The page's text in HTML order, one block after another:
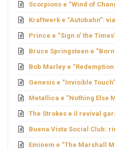
Scorpions e “Wind of
Kraftwerk e “Autobahn”:
Prince e “Sign o’ the
Bruce Springsteen e “Born to
Bob Marley e “Redemption
Genesis e “Invisible Touch”
Metallica e “Nothing Else
The Strokes e il revival
Buena Vista Social Club:
Eminem e “The Marshall